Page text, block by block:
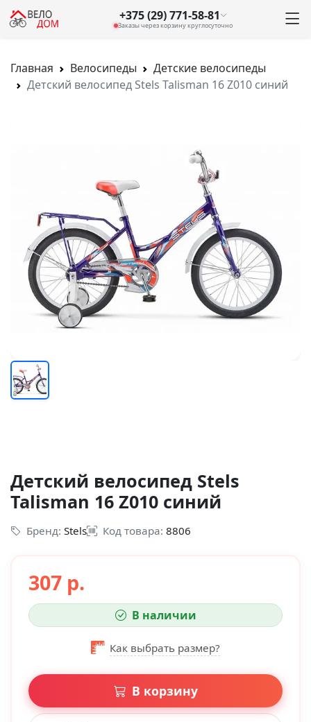
+375 (29) 771-58-81
Заказы через корзину круглосуточно
Главная Велосипеды
Детские велосипеды
Детский велосипед Stels Talisman 16 Z010 синий
Детский велосипед Stels
Talisman 16 Z010 синий
Бренд: Stels Код товара: 8806
307 р.
В наличии
Как выбрать размер?
В корзину